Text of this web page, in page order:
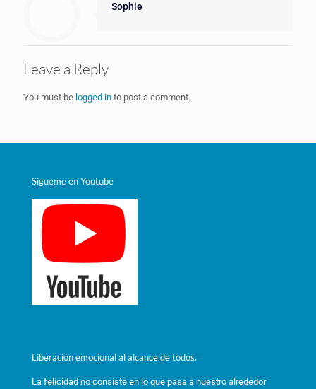
Sophie
Leave a Reply
You must be logged in to post a comment.
Sígueme en Youtube
Liberación emocional al alcance de todos.
La felicidad no consiste en lo que pasa a nuestro alrededor